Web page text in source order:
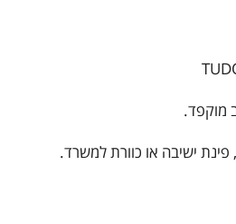
פינת ישיבה או כוורת למשרד.